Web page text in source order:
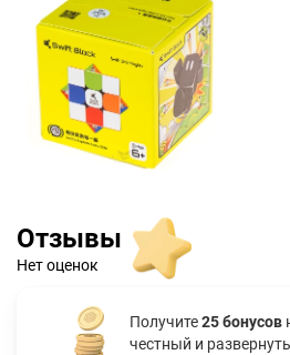
Отзывы
Нет оценок
Получите25 бонусов
честный и